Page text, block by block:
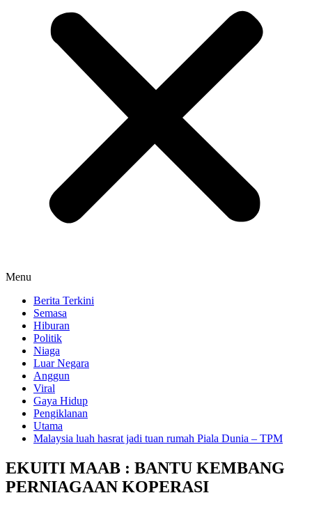
Menu
Berita Terkini
Semasa
Hiburan
Politik
Niaga
Luar Negara
Anggun
Viral
Gaya Hidup
Pengiklanan
Utama
Malaysia luah hasrat jadi tuan rumah Piala Dunia – TPM
EKUITI MAAB : BANTU KEMBANG
PERNIAGAAN KOPERASI